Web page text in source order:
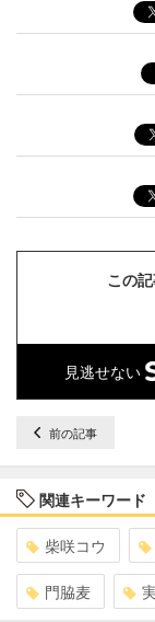
この
見逃せない
前の記事
関連キーワード
柴咲コウ
門脇麦